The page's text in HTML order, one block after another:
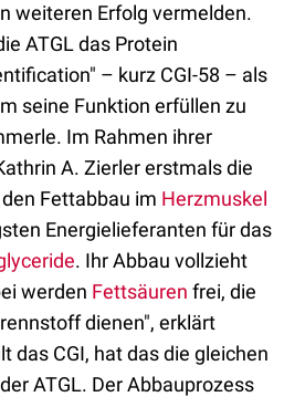
weiteren Erfolg vermelden.
ATGL das Protein
– kurz CGI-58 – als
seine Funktion erfüllen zu
Im Rahmen ihrer
A. Zierler erstmals die
Fettabbau im Herzmuskel
Energielieferanten für das
. Ihr Abbau vollzieht
werden Fettsäuren frei, die
dienen", erklärt
das CGI, hat das die gleichen
ATGL. Der Abbauprozess